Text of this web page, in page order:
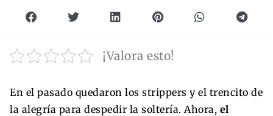
¡Valora esto!
En el pasado quedaron los strippers y el trencito de
la alegría para despedir la soltería. Ahora, el